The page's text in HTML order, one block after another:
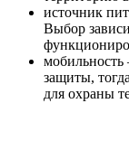
источник
Выбор
мобильность
защиты,
для охраны